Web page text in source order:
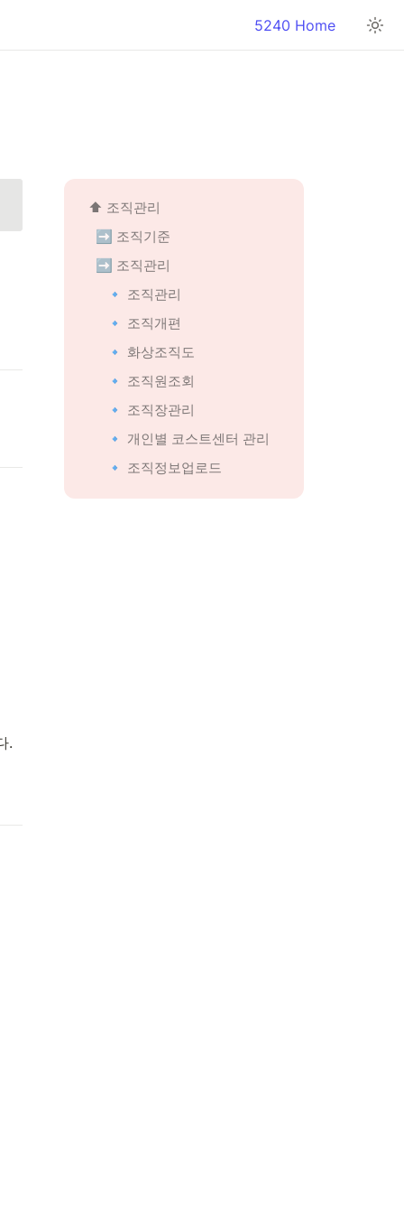
5240 Home
.
⬆️ 조직관리
➡️ 조직기준
➡️ 조직관리
🔹 조직관리
🔹 조직개편
🔹 화상조직도
🔹 조직원조회
🔹 조직장관리
🔹 개인별 코스트센터 관리
🔹 조직정보업로드